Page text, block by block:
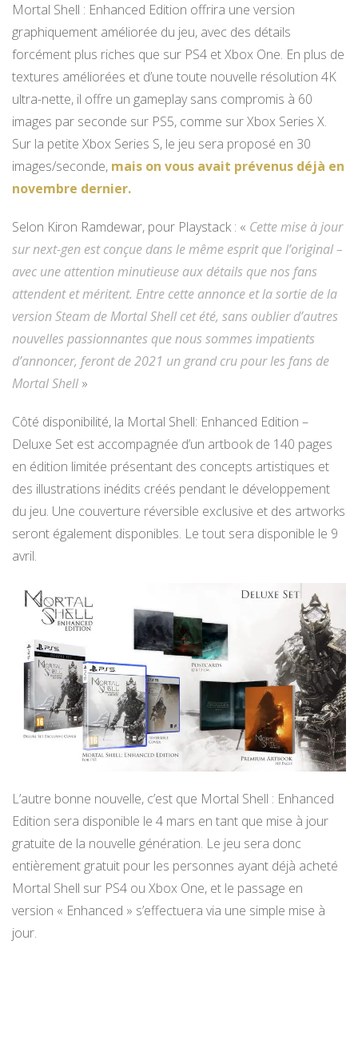
Mortal Shell : Enhanced Edition offrira une version
graphiquement améliorée du jeu, avec des détails
forcément plus riches que sur PS4 et Xbox One. En plus de
textures améliorées et d’une toute nouvelle résolution 4K
ultra-nette, il offre un gameplay sans compromis à 60
images par seconde sur PS5, comme sur Xbox Series X.
Sur la petite Xbox Series S, le jeu sera proposé en 30
images/seconde, mais on vous avait prévenus déjà en
novembre dernier.
Selon Kiron Ramdewar, pour Playstack : « Cette mise à jour
sur next-gen est conçue dans le même esprit que l’original –
avec une attention minutieuse aux détails que nos fans
attendent et méritent. Entre cette annonce et la sortie de la
version Steam de Mortal Shell cet été, sans oublier d’autres
nouvelles passionnantes que nous sommes impatients
d’annoncer, feront de 2021 un grand cru pour les fans de
Mortal Shell »
Côté disponibilité, la Mortal Shell: Enhanced Edition –
Deluxe Set est accompagnée d’un artbook de 140 pages
en édition limitée présentant des concepts artistiques et
des illustrations inédits créés pendant le développement
du jeu. Une couverture réversible exclusive et des artworks
seront également disponibles. Le tout sera disponible le 9
avril.
L’autre bonne nouvelle, c’est que Mortal Shell : Enhanced
Edition sera disponible le 4 mars en tant que mise à jour
gratuite de la nouvelle génération. Le jeu sera donc
entièrement gratuit pour les personnes ayant déjà acheté
Mortal Shell sur PS4 ou Xbox One, et le passage en
version « Enhanced » s’effectuera via une simple mise à
jour.